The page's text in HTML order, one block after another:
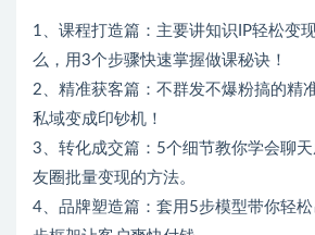
1、课程打造篇：主要讲知识IP轻松变
么，用3个步骤快速掌握做课秘诀！
2、精准获客篇：不群发不爆粉搞的精
私域变成印钞机！
3、转化成交篇：5个细节教你学会聊
友圈批量变现的方法。
4、品牌塑造篇：套用5步模型带你轻